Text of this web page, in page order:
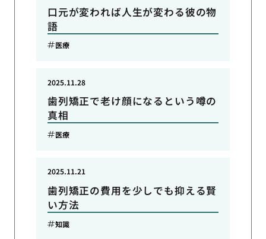
口元が変われば人生が変わる彼の物
語
医療
歯列矯正で老け顔になるという噂の
真相
2025.11.28
医療
歯列矯正の費用を少しでも抑える賢
い方法
2025.11.21
知識